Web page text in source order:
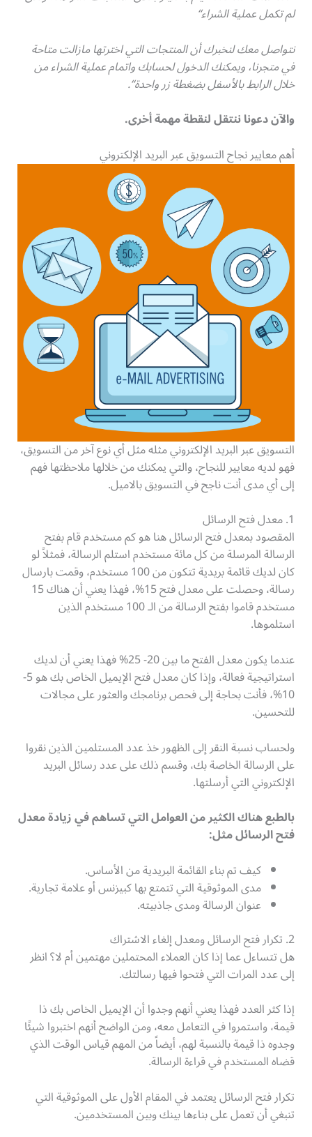
لم تكمل عملية الشراء“
نتواصل معك لنخبرك أن المنتجات التي اخترتها مازالت متاحة
في متجرنا، ويمكنك الدخول لحسابك واتمام عملية الشراء من
خلال الرابط بالأسفل بضغطة زر واحدة“.
والآن دعونا ننتقل لنقطة مهمة أخرى.
أهم معايير نجاح التسويق عبر البريد الإلكتروني
التسويق عبر البريد الإلكتروني مثله مثل أي نوع آخر من التسويق،
فهو لديه معايير للنجاح، والتي يمكنك من خلالها ملاحظتها فهم
إلى أي مدى أنت ناجح في التسويق بالاميل.
1. معدل فتح الرسائل
المقصود بمعدل فتح الرسائل هنا هو كم مستخدم قام بفتح
الرسالة المرسلة من كل مائة مستخدم استلم الرسالة، فمثلاً لو
كان لديك قائمة بريدية تتكون من 100 مستخدم، وقمت بارسال
رسالة، وحصلت على معدل فتح 15%، فهذا يعني أن هناك 15
مستخدم قاموا بفتح الرسالة من الـ 100 مستخدم الذين
استلموها.
عندما يكون معدل الفتح ما بين 20- 25% فهذا يعني أن لديك
استراتيجية فعالة، وإذا كان معدل فتح الإيميل الخاص بك هو 5-
10%، فأنت بحاجة إلى فحص برنامجك والعثور على مجالات
للتحسين.
ولحساب نسبة النقر إلى الظهور خذ عدد المستلمين الذين نقروا
على الرسالة الخاصة بك، وقسم ذلك على عدد رسائل البريد
الإلكتروني التي أرسلتها.
بالطبع هناك الكثير من العوامل التي تساهم في زيادة معدل
فتح الرسائل مثل:
كيف تم بناء القائمة البريدية من الأساس.
مدى الموثوقية التي تتمتع بها كبيزنس أو علامة تجارية.
عنوان الرسالة ومدى جاذبيته.
2. تكرار فتح الرسائل ومعدل إلغاء الاشتراك
هل تتساءل عما إذا كان العملاء المحتملين مهتمين أم لا؟ انظر
إلى عدد المرات التي فتحوا فيها رسالتك.
إذا كثر العدد فهذا يعني أنهم وجدوا أن الإيميل الخاص بك ذا
قيمة، واستمروا في التعامل معه، ومن الواضح أنهم اختبروا شيئًا
وجدوه ذا قيمة بالنسبة لهم، أيضاً من المهم قياس الوقت الذي
قضاه المستخدم في قراءة الرسالة.
تكرار فتح الرسائل يعتمد في المقام الأول على الموثوقية التي
تنبغي أن تعمل على بناءها بينك وبين المستخدمين.